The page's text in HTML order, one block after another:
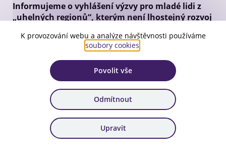
Informujeme o vyhlášení výzvy pro mladé lidi z
„uhelných regionů“, kterým není lhostejný rozvoj
transformaci vlastními projekty.
Přijďte s nápadem projektu, který snižuje dopady
klimatického oteplování, řeší problémy spojené s útlumem
těžby uhlí nebo pomáhá zranitelným lidem z vašeho
regionu se vyrovnat s dopady odchodu od uhlí a
směřováním ke klimaticky neutrální ekonomice.
EUTeens4Green- A new Generation of Young
Ambassadors for a just inclusive Transition
K provozování webu a analýze návštěvnosti používáme
soubory cookies
Povolit vše
Odmítnout
Upravit